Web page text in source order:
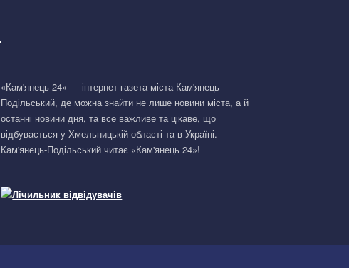
«Кам'янець 24» — інтернет-газета міста Кам'янець-
Подільський, де можна знайти не лише новини міста, а й
останні новини дня, та все важливе та цікаве, що
відбувається у Хмельницькій області та в Україні.
Кам'янець-Подільський читає «Кам'янець 24»!